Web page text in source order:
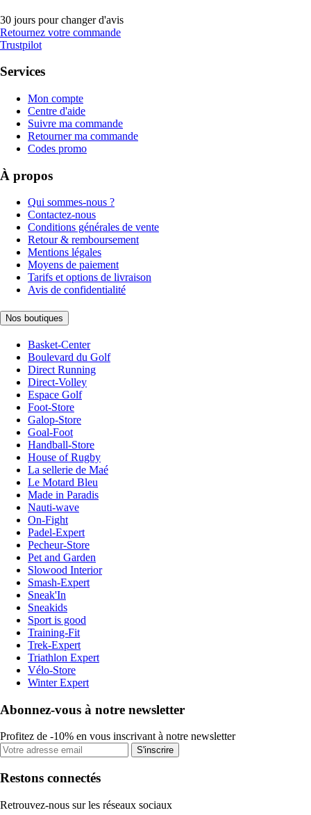
30 jours pour changer d'avis
Retournez votre commande
Trustpilot
Services
Mon compte
Centre d'aide
Suivre ma commande
Retourner ma commande
Codes promo
À propos
Qui sommes-nous ?
Contactez-nous
Conditions générales de vente
Retour & remboursement
Mentions légales
Moyens de paiement
Tarifs et options de livraison
Avis de confidentialité
Nos boutiques
Basket-Center
Boulevard du Golf
Direct Running
Direct-Volley
Espace Golf
Foot-Store
Galop-Store
Goal-Foot
Handball-Store
House of Rugby
La sellerie de Maé
Le Motard Bleu
Made in Paradis
Nauti-wave
On-Fight
Padel-Expert
Pecheur-Store
Pet and Garden
Slowood Interior
Smash-Expert
Sneak'In
Sneakids
Sport is good
Training-Fit
Trek-Expert
Triathlon Expert
Vélo-Store
Winter Expert
Abonnez-vous à notre newsletter
Profitez de -10% en vous inscrivant à notre newsletter
S'inscrire
Restons connectés
Retrouvez-nous sur les réseaux sociaux